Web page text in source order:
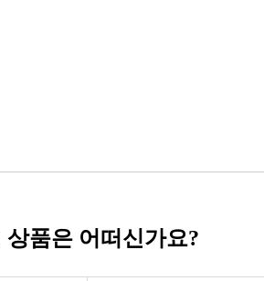
상품은 어떠신가요?